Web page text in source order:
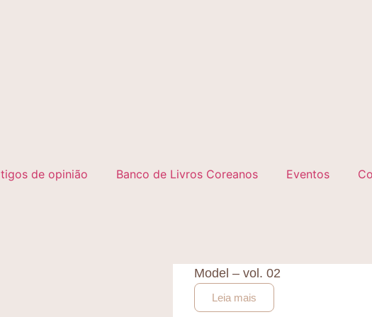
de opinião Banco de Livros Coreanos Eventos
Model – vol. 02
Leia mais